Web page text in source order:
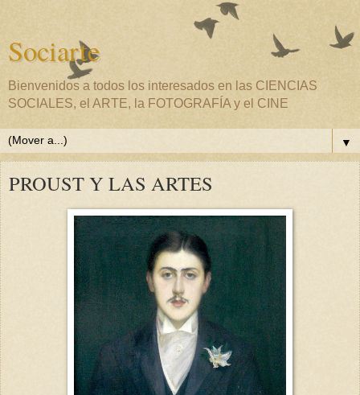
Sociarte
Bienvenidos a todos los interesados en las CIENCIAS
SOCIALES, el ARTE, la FOTOGRAFÍA y el CINE
▼
PROUST Y LAS ARTES